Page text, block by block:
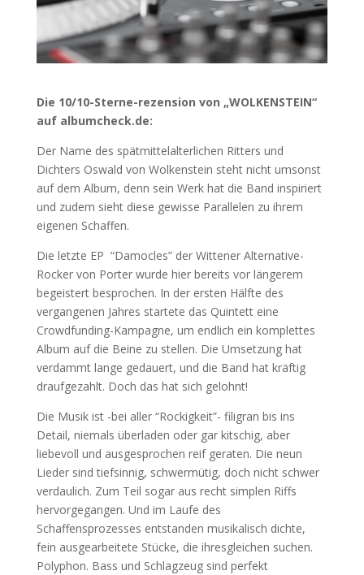
Die 10/10-Sterne-rezension von „WOLKENSTEIN“
auf albumcheck.de:
Der Name des spätmittelalterlichen Ritters und
Dichters Oswald von Wolkenstein steht nicht umsonst
auf dem Album, denn sein Werk hat die Band inspiriert
und zudem sieht diese gewisse Parallelen zu ihrem
eigenen Schaffen.
Die letzte EP “Damocles” der Wittener Alternative-
Rocker von Porter wurde hier bereits vor längerem
begeistert besprochen. In der ersten Hälfte des
vergangenen Jahres startete das Quintett eine
Crowdfunding-Kampagne, um endlich ein komplettes
Album auf die Beine zu stellen. Die Umsetzung hat
verdammt lange gedauert, und die Band hat kräftig
draufgezahlt. Doch das hat sich gelohnt!
Die Musik ist -bei aller “Rockigkeit”- filigran bis ins
Detail, niemals überladen oder gar kitschig, aber
liebevoll und ausgesprochen reif geraten. Die neun
Lieder sind tiefsinnig, schwermütig, doch nicht schwer
verdaulich. Zum Teil sogar aus recht simplen Riffs
hervorgegangen. Und im Laufe des
Schaffensprozesses entstanden musikalisch dichte,
fein ausgearbeitete Stücke, die ihresgleichen suchen.
Polyphon. Bass und Schlagzeug sind perfekt